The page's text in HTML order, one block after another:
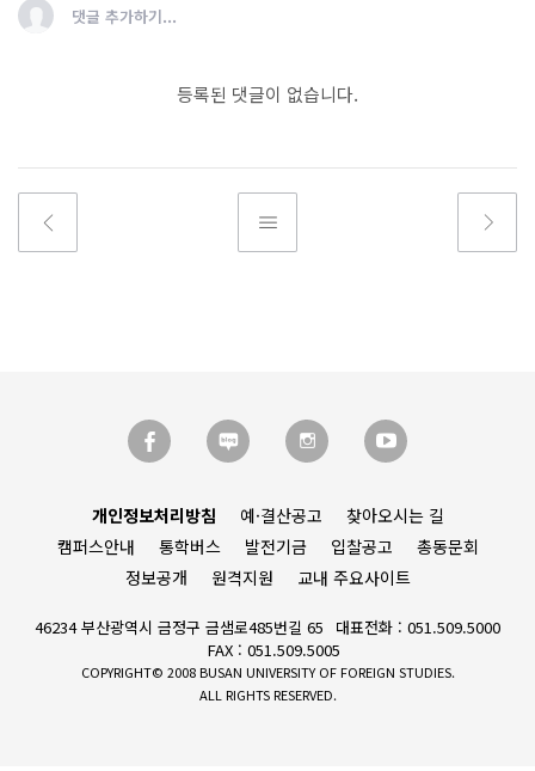
댓글 추가하기...
등록된 댓글이 없습니다.
개인정보처리방침 예·결산공고
찾아오시는 길
캠퍼스안내
통학버스 발전기금 입찰공고
총동문회
정보공개
원격지원 교내 주요사이트
46234 부산광역시 금정구 금샘로485번길 65
대표전화 : 051.509.5000
FAX : 051.509.5005
COPYRIGHT© 2008 BUSAN UNIVERSITY OF FOREIGN STUDIES.
ALL RIGHTS RESERVED.